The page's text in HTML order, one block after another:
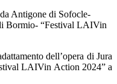
Antigone di Sofocle-
Bormio- “Festival LAIVin
dell’opera di Jura
LAIVin Action 2024” a